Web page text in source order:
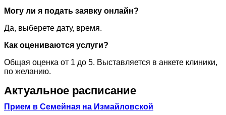
Могу ли я подать заявку онлайн?
Да, выберете дату, время.
Как оцениваются услуги?
Общая оценка от 1 до 5. Выставляется в анкете клиники,
по желанию.
Актуальное расписание
Прием в Семейная на Измайловской